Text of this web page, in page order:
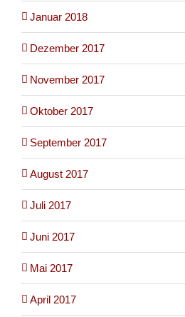
Januar 2018
Dezember 2017
November 2017
Oktober 2017
September 2017
August 2017
Juli 2017
Juni 2017
Mai 2017
April 2017